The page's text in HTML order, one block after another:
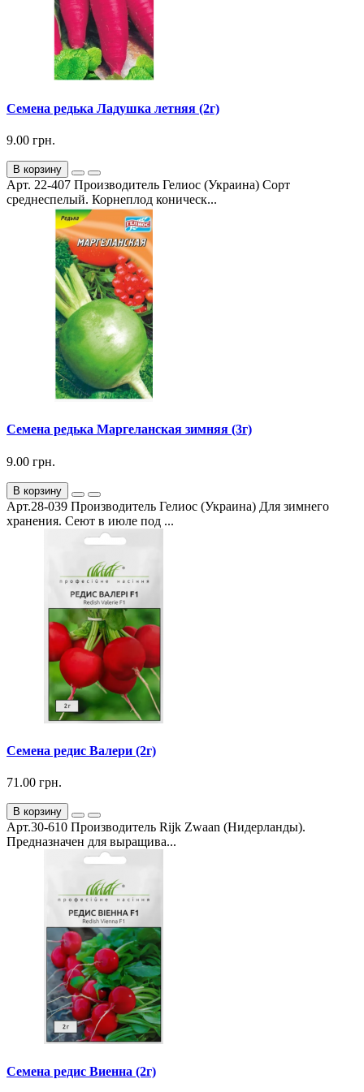
Семена редька Ладушка летняя (2г)
9.00 грн.
В корзину
Арт. 22-407 Производитель Гелиос (Украина) Сорт
среднеспелый. Корнеплод коническ...
Семена редька Маргеланская зимняя (3г)
9.00 грн.
В корзину
Арт.28-039 Производитель Гелиос (Украина) Для зимнего
хранения. Сеют в июле под ...
Семена редис Валери (2г)
71.00 грн.
В корзину
Арт.30-610 Производитель Rijk Zwaan (Нидерланды).
Предназначен для выращива...
Семена редис Виенна (2г)